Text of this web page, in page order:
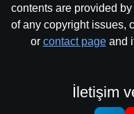
contents are provided
of any copyright issues,
or contact pageand
İletişim